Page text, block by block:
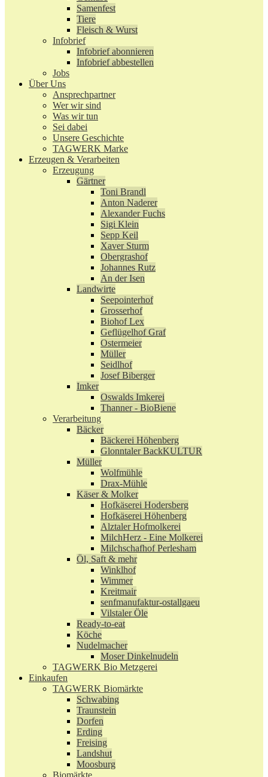
Samenfest
Tiere
Fleisch & Wurst
Infobrief
Infobrief abonnieren
Infobrief abbestellen
Jobs
Über Uns
Ansprechpartner
Wer wir sind
Was wir tun
Sei dabei
Unsere Geschichte
TAGWERK Marke
Erzeugen & Verarbeiten
Erzeugung
Gärtner
Toni Brandl
Anton Naderer
Alexander Fuchs
Sigi Klein
Sepp Keil
Xaver Sturm
Obergrashof
Johannes Rutz
An der Isen
Landwirte
Seepointerhof
Grosserhof
Biohof Lex
Geflügelhof Graf
Ostermeier
Müller
Seidlhof
Josef Biberger
Imker
Oswalds Imkerei
Thanner - BioBiene
Verarbeitung
Bäcker
Bäckerei Höhenberg
Glonntaler BackKULTUR
Müller
Wolfmühle
Drax-Mühle
Käser & Molker
Hofkäserei Hodersberg
Hofkäserei Höhenberg
Alztaler Hofmolkerei
MilchHerz - Eine Molkerei
Milchschafhof Perlesham
Öl, Saft & mehr
Winklhof
Wimmer
Kreitmair
senfmanufaktur-ostallgaeu
Vilstaler Öle
Ready-to-eat
Köche
Nudelmacher
Moser Dinkelnudeln
TAGWERK Bio Metzgerei
Einkaufen
TAGWERK Biomärkte
Schwabing
Traunstein
Dorfen
Erding
Freising
Landshut
Moosburg
Biomärkte